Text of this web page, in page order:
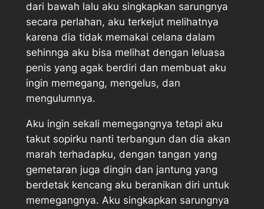
dari bawah lalu aku singkapkan sarungnya
secara perlahan, aku terkejut melihatnya
karena dia tidak memakai celana dalam
sehinnga aku bisa melihat dengan leluasa
penis yang agak berdiri dan membuat aku
ingin memegang, mengelus, dan
mengulumnya.
Aku ingin sekali memegangnya tetapi aku
takut sopirku nanti terbangun dan dia akan
marah terhadapku, dengan tangan yang
gemetaran juga dingin dan jantung yang
berdetak kencang aku beranikan diri untuk
memegangnya. Aku singkapkan sarungnya